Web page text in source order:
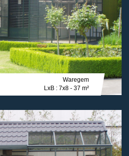
Waregem
LxB : 7x8 - 37 m²